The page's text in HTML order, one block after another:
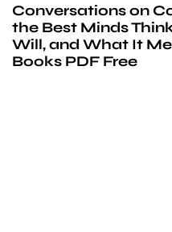
Conversations on
the Best Minds
Will, and What It
Books PDF Free